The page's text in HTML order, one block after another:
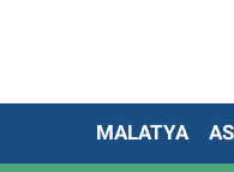
MALATYA